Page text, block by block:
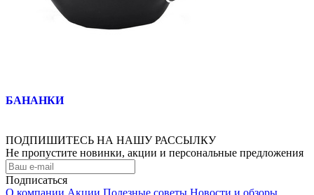
БАНАНКИ
ПОДПИШИТЕСЬ НА НАШУ РАССЫЛКУ
Не пропустите новинки, акции и персональные предложения
Подписаться
О компании Акции Полезные советы Новости и обзоры